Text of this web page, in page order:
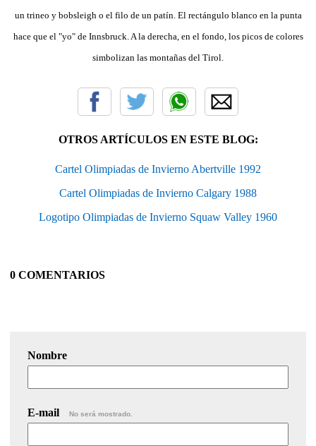
un trineo y bobsleigh o el filo de un patín. El rectángulo blanco en la punta
hace que el "yo" de Innsbruck. A la derecha, en el fondo, los picos de colores
simbolizan las montañas del Tirol.
OTROS ARTÍCULOS EN ESTE BLOG:
Cartel Olimpiadas de Invierno Abertville 1992
Cartel Olimpiadas de Invierno Calgary 1988
Logotipo Olimpiadas de Invierno Squaw Valley 1960
0 COMENTARIOS
Nombre
E-mail No será mostrado.